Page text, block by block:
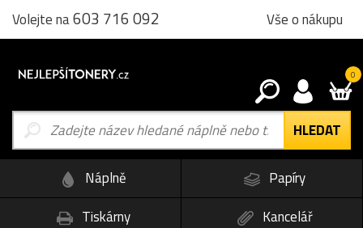
Volejte na603 716 092 Vše o nákupu
0
Náplně
Papíry
Tiskárny
Kancelář